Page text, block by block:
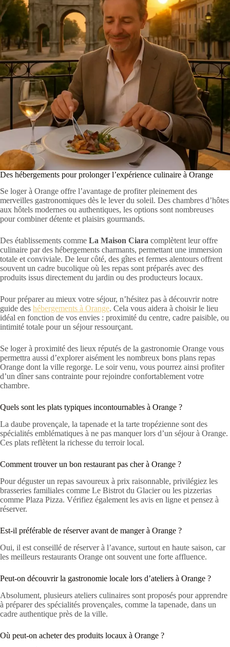
Des hébergements pour prolonger l’expérience culinaire à Orange
Se loger à Orange offre l’avantage de profiter pleinement des
merveilles gastronomiques dès le lever du soleil. Des chambres d’hôtes
aux hôtels modernes ou authentiques, les options sont nombreuses
pour combiner détente et plaisirs gourmands.
Des établissements comme La Maison Ciara complètent leur offre
culinaire par des hébergements charmants, permettant une immersion
totale et conviviale. De leur côté, des gîtes et fermes alentours offrent
souvent un cadre bucolique où les repas sont préparés avec des
produits issus directement du jardin ou des producteurs locaux.
Pour préparer au mieux votre séjour, n’hésitez pas à découvrir notre
guide des hébergements à Orange. Cela vous aidera à choisir le lieu
idéal en fonction de vos envies : proximité du centre, cadre paisible, ou
intimité totale pour un séjour ressourçant.
Se loger à proximité des lieux réputés de la gastronomie Orange vous
permettra aussi d’explorer aisément les nombreux bons plans repas
Orange dont la ville regorge. Le soir venu, vous pourrez ainsi profiter
d’un dîner sans contrainte pour rejoindre confortablement votre
chambre.
Quels sont les plats typiques incontournables à Orange ?
La daube provençale, la tapenade et la tarte tropézienne sont des
spécialités emblématiques à ne pas manquer lors d’un séjour à Orange.
Ces plats reflètent la richesse du terroir local.
Comment trouver un bon restaurant pas cher à Orange ?
Pour déguster un repas savoureux à prix raisonnable, privilégiez les
brasseries familiales comme Le Bistrot du Glacier ou les pizzerias
comme Plaza Pizza. Vérifiez également les avis en ligne et pensez à
réserver.
Est-il préférable de réserver avant de manger à Orange ?
Oui, il est conseillé de réserver à l’avance, surtout en haute saison, car
les meilleurs restaurants Orange ont souvent une forte affluence.
Peut-on découvrir la gastronomie locale lors d’ateliers à Orange ?
Absolument, plusieurs ateliers culinaires sont proposés pour apprendre
à préparer des spécialités provençales, comme la tapenade, dans un
cadre authentique près de la ville.
Où peut-on acheter des produits locaux à Orange ?